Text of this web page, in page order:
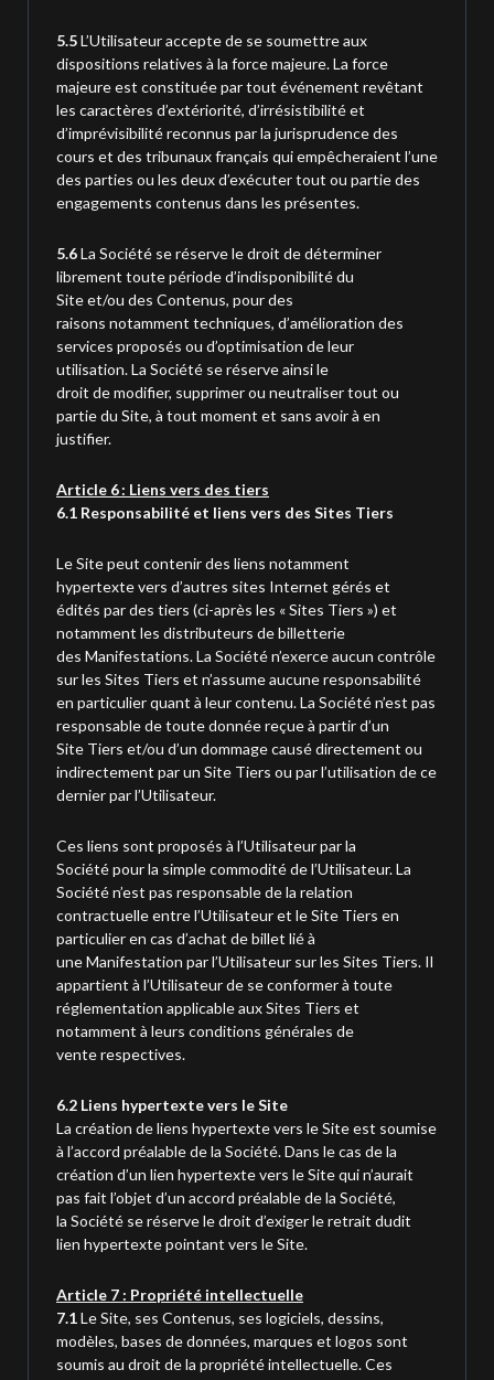
5.5L’Utilisateur accepte de se soumettre aux
dispositions relatives à la force majeure. La force
majeure est constituée par tout événement revêtant
les caractères d’extériorité, d’irrésistibilité et
d’imprévisibilité reconnus par la jurisprudence des
cours et des tribunaux français qui empêcheraient l’une
des parties ou les deux d’exécuter tout ou partie des
engagements contenus dans les présentes.
5.6La Société se réserve le droit de déterminer
librement toute période d’indisponibilité du
Site et/ou des Contenus, pour des
raisons notamment techniques, d’amélioration des
services proposés ou d’optimisation de leur
utilisation. La Société se réserve ainsi le
droit de modifier, supprimer ou neutraliser tout ou
partie du Site, à tout moment et sans avoir à en
justifier.
Article 6 : Liens vers des tiers
6.1 Responsabilité et liens vers des Sites Tiers
Le Site peut contenir des liens notamment
hypertexte vers d’autres sites Internet gérés et
édités par des tiers (ci-après les « Sites Tiers ») et
notamment les distributeurs de billetterie
des Manifestations. La Société n’exerce aucun contrôle
sur les Sites Tiers et n’assume aucune responsabilité
en particulier quant à leur contenu. La Société n’est pas
responsable de toute donnée reçue à partir d’un
Site Tiers et/ou d’un dommage causé directement ou
indirectement par un Site Tiers ou par l’utilisation de ce
dernier par l’Utilisateur.
Ces liens sont proposés à l’Utilisateur par la
Société pour la simple commodité de l’Utilisateur. La
Société n’est pas responsable de la relation
contractuelle entre l’Utilisateur et le Site Tiers en
particulier en cas d’achat de billet lié à
une Manifestation par l’Utilisateur sur les Sites Tiers. Il
appartient à l’Utilisateur de se conformer à toute
réglementation applicable aux Sites Tiers et
notamment à leurs conditions générales de
vente respectives.
6.2 Liens hypertexte vers le Site
La création de liens hypertexte vers le Site est soumise
à l’accord préalable de la Société. Dans le cas de la
création d’un lien hypertexte vers le Site qui n’aurait
pas fait l’objet d’un accord préalable de la Société,
la Société se réserve le droit d’exiger le retrait dudit
lien hypertexte pointant vers le Site.
Article 7 : Propriété intellectuelle
7.1Le Site, ses Contenus, ses logiciels, dessins,
modèles, bases de données, marques et logos sont
soumis au droit de la propriété intellectuelle. Ces